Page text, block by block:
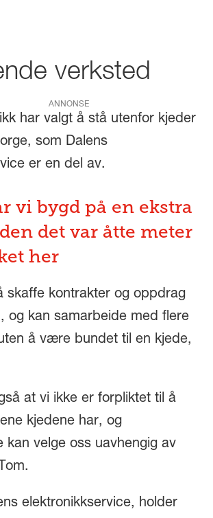
verksted
ANNONSE
har valgt å stå utenfor kjeder
som Dalens
er en del av.
vi bygd på en ekstra
det var åtte meter
her
skaffe kontrakter og oppdrag
og kan samarbeide med flere
å være bundet til en kjede,
at vi ikke er forpliktet til å
kjedene har, og
kan velge oss uavhengig av
elektronikkservice, holder